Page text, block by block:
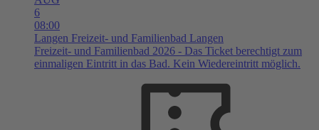
6
08:00
Langen Freizeit- und Familienbad Langen
Freizeit- und Familienbad 2026 - Das Ticket berechtigt zum
einmaligen Eintritt in das Bad. Kein Wiedereintritt möglich.